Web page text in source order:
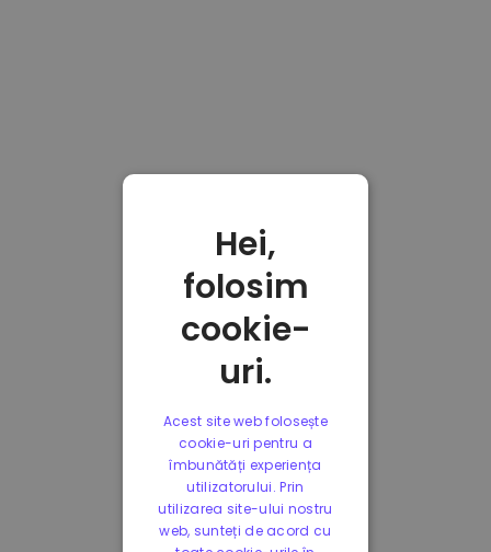
Hei,
folosim
cookie-
uri.
Acest site web folosește
cookie-uri pentru a
îmbunătăți experiența
utilizatorului. Prin
utilizarea site-ului nostru
web, sunteți de acord cu